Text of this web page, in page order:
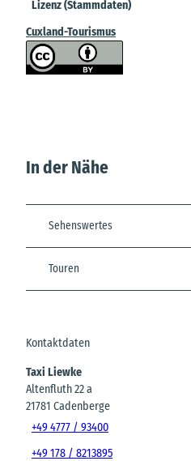
Lizenz (Stammdaten)
Cuxland-Tourismus
In der Nähe
Sehenswertes
Touren
Kontaktdaten
Taxi Liewke
Altenfluth 22 a
21781 Cadenberge
+49 4777 / 93400
+49 178 / 8213895